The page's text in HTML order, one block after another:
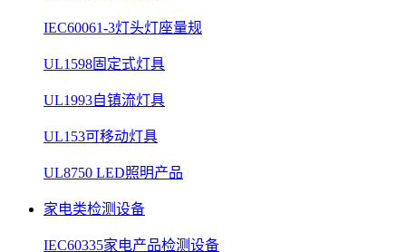
IEC60061-3灯头灯座量规
UL1598固定式灯具
UL1993自镇流灯具
UL153可移动灯具
UL8750 LED照明产品
家电类检测设备
IEC60335家电产品检测设备